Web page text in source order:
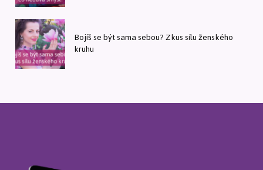
Bojíš se být sama sebou? Zkus sílu ženského
kruhu